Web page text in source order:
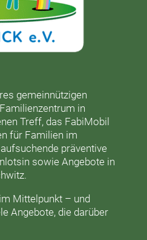
gemeinnützigen
Familienzentrum in
Treff, das FabiMobil
für Familien im
präventive
sowie Angebote in
Mittelpunkt – und
Angebote, die darüber